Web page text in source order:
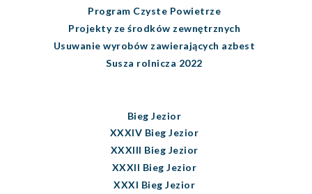
Program Czyste Powietrze
Projekty ze środków zewnętrznych
Usuwanie wyrobów zawierających azbest
Susza rolnicza 2022
Bieg Jezior
XXXIV Bieg Jezior
XXXIII Bieg Jezior
XXXII Bieg Jezior
XXXI Bieg Jezior